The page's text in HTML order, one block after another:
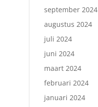
september 2024
augustus 2024
juli 2024
juni 2024
maart 2024
februari 2024
januari 2024